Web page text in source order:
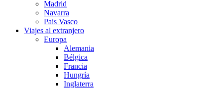
Madrid
Navarra
Pais Vasco
Viajes al extranjero
Europa
Alemania
Bélgica
Francia
Hungría
Inglaterra